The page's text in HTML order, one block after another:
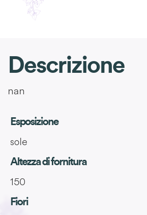
Descrizione
nan
Esposizione
sole
Altezza di fornitura
150
Fiori